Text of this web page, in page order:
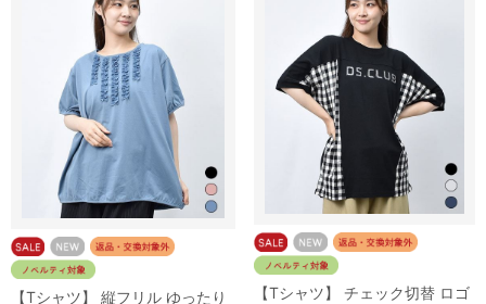
【Tシャツ】 縦フリル ゆったり
【Tシャツ】 チェック切替 ロゴ